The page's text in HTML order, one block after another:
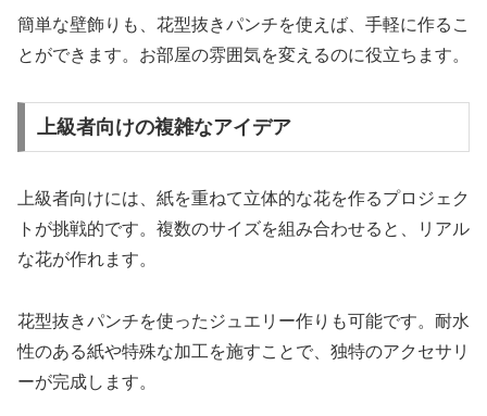
簡単な壁飾りも、花型抜きパンチを使えば、手軽に作るこ
とができます。お部屋の雰囲気を変えるのに役立ちます。
上級者向けの複雑なアイデア
上級者向けには、紙を重ねて立体的な花を作るプロジェク
トが挑戦的です。複数のサイズを組み合わせると、リアル
な花が作れます。
花型抜きパンチを使ったジュエリー作りも可能です。耐水
性のある紙や特殊な加工を施すことで、独特のアクセサリ
ーが完成します。